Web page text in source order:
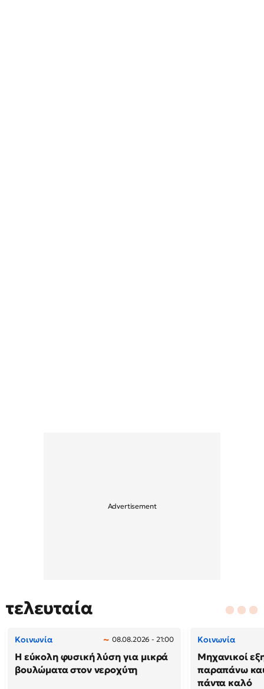
τελευταία
Κοινωνία 08.08.2026 - 21:00
Η εύκολη φυσική λύση για μικρά
βουλώματα στον νεροχύτη
Κοινωνία
Μηχανικοί
παραπάνω
πάντα καλό